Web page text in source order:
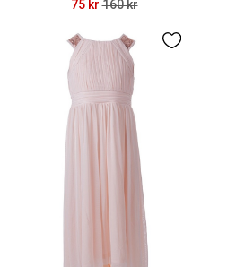
75 kr 160 kr